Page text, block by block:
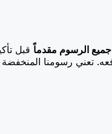
جميع الرسوم مقدماًقبل